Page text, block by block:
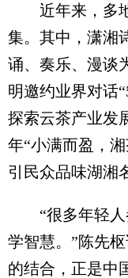
近年来，多地
集。其中，潇湘
诵、奏乐、漫谈
明邀约业界对话
探索云茶产业发
年“小满而盈，
引民众品味湖湘
“很多年轻人
学智慧。”陈先
的结合，正是中